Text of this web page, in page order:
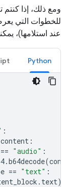
ومع ذلك، إذا
للخطوات التي
عند استلامها)،
Python
:
content :
== "audio" :
.b64decode(
== "text" :
. text)